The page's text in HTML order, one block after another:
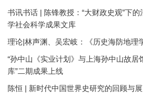
书讯书话 | 陈锋教授：“大财政史观”下
学社会科学成果文库
理论|林声渊、吴宏岐：《历史海防地理
“孙中山《实业计划》与上海孙中山故居
库”二期成果上线
陈恒 | 新时代中国世界史研究的回顾与